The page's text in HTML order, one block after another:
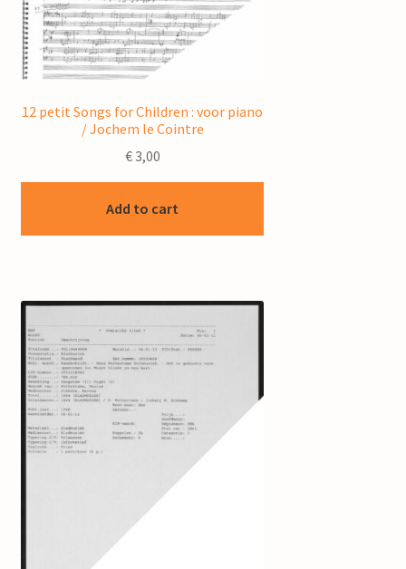
12 petit Songs for Children : voor piano
/ Jochem le Cointre
€3,00
Add to cart